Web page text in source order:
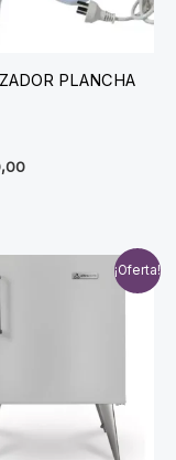
PLANCHA
¡Oferta!